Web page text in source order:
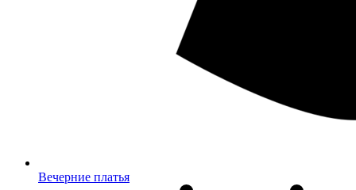
Вечерние платья